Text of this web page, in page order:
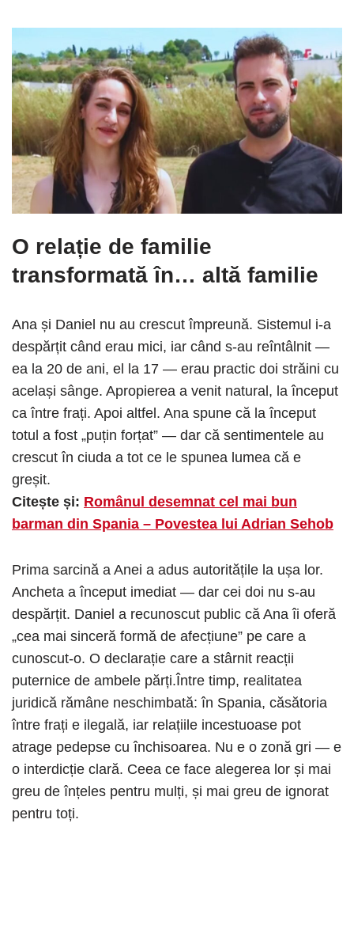
O relație de familie
transformată în… altă familie
Ana și Daniel nu au crescut împreună. Sistemul i-a
despărțit când erau mici, iar când s-au reîntâlnit —
ea la 20 de ani, el la 17 — erau practic doi străini cu
același sânge. Apropierea a venit natural, la început
ca între frați. Apoi altfel. Ana spune că la început
totul a fost „puțin forțat” — dar că sentimentele au
crescut în ciuda a tot ce le spunea lumea că e
greșit.
Citește și: Românul desemnat cel mai bun
barman din Spania – Povestea lui Adrian Sehob
Prima sarcină a Anei a adus autoritățile la ușa lor.
Ancheta a început imediat — dar cei doi nu s-au
despărțit. Daniel a recunoscut public că Ana îi oferă
„cea mai sinceră formă de afecțiune” pe care a
cunoscut-o. O declarație care a stârnit reacții
puternice de ambele părți.Între timp, realitatea
juridică rămâne neschimbată: în Spania, căsătoria
între frați e ilegală, iar relațiile incestuoase pot
atrage pedepse cu închisoarea. Nu e o zonă gri — e
o interdicție clară. Ceea ce face alegerea lor și mai
greu de înțeles pentru mulți, și mai greu de ignorat
pentru toți.